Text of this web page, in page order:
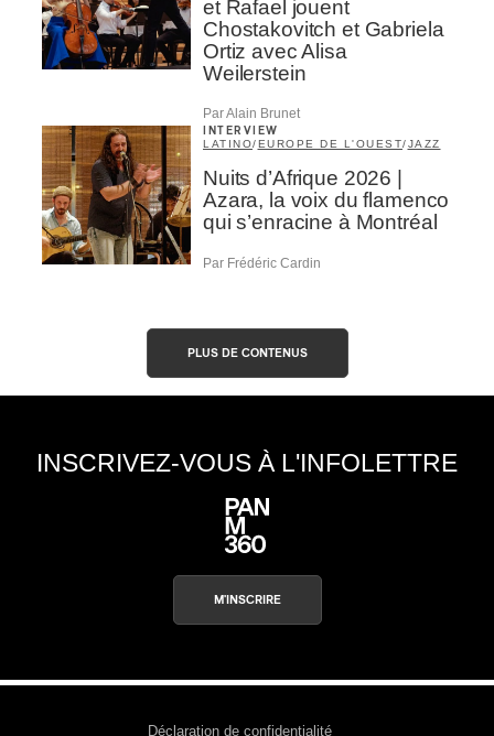
et Rafael jouent
Chostakovitch et Gabriela
Ortiz avec Alisa
Weilerstein
Par Alain Brunet
INTERVIEW
LATINO/EUROPE DE L'OUEST/JAZZ
Nuits d’Afrique 2026 |
Azara, la voix du flamenco
qui s’enracine à Montréal
Par Frédéric Cardin
PLUS DE CONTENUS
INSCRIVEZ-VOUS À L'INFOLETTRE
M'INSCRIRE
Déclaration de confidentialité